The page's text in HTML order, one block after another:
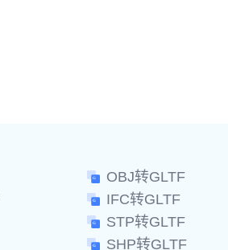
OBJ转GLTF
IFC转GLTF
STP转GLTF
SHP转GLTF